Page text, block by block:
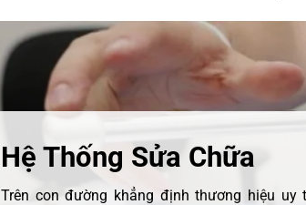
Hệ Thống Sửa Chữa
Trên con đường khẳng định thương hiệu uy